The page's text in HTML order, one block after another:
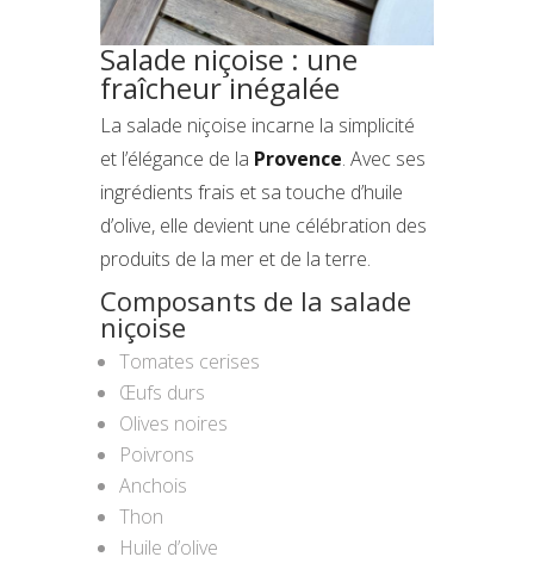
Salade niçoise : une
fraîcheur inégalée
La salade niçoise incarne la simplicité
et l’élégance de la Provence. Avec ses
ingrédients frais et sa touche d’huile
d’olive, elle devient une célébration des
produits de la mer et de la terre.
Composants de la salade
niçoise
Tomates cerises
Œufs durs
Olives noires
Poivrons
Anchois
Thon
Huile d’olive